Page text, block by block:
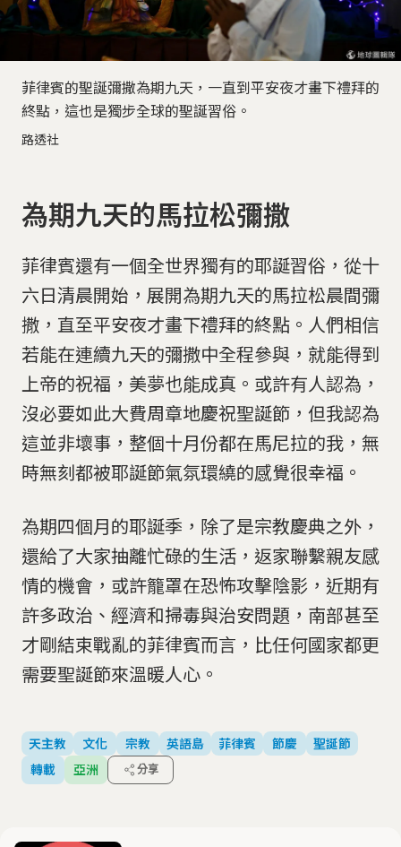
菲律賓的聖誕彌撒為期九天，一直到平安夜才畫下禮拜的
終點，這也是獨步全球的聖誕習俗。
路透社
為期九天的馬拉松彌撒
菲律賓還有一個全世界獨有的耶誕習俗，從十
六日清晨開始，展開為期九天的馬拉松晨間彌
撒，直至平安夜才畫下禮拜的終點。人們相信
若能在連續九天的彌撒中全程參與，就能得到
上帝的祝福，美夢也能成真。或許有人認為，
沒必要如此大費周章地慶祝聖誕節，但我認為
這並非壞事，整個十月份都在馬尼拉的我，無
時無刻都被耶誕節氣氛環繞的感覺很幸福。
為期四個月的耶誕季，除了是宗教慶典之外，
還給了大家抽離忙碌的生活，返家聯繫親友感
情的機會，或許籠罩在恐怖攻擊陰影，近期有
許多政治、經濟和掃毒與治安問題，南部甚至
才剛結束戰亂的菲律賓而言，比任何國家都更
需要聖誕節來溫暖人心。
天主教 文化 宗教 英語島 菲律賓 節慶
聖誕節
轉載
亞洲 分享